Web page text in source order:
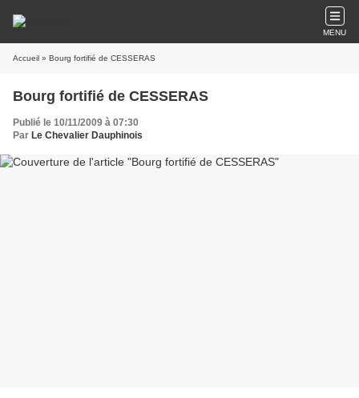
MENU
Accueil » Bourg fortifié de CESSERAS
Bourg fortifié de CESSERAS
Publié le 10/11/2009 à 07:30
Par Le Chevalier Dauphinois